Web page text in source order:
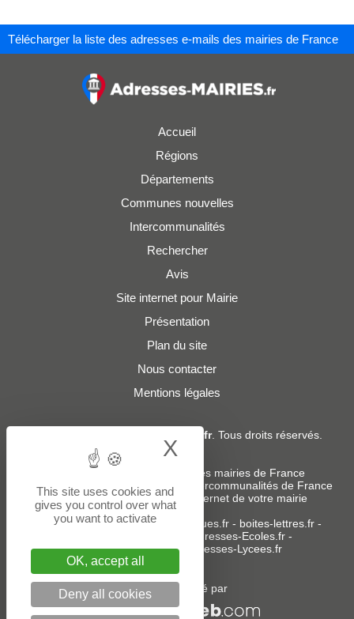
Télécharger la liste des adresses e-mails des mairies de France
Accueil
Régions
Départements
Communes nouvelles
Intercommunalités
Rechercher
Avis
Site internet pour Mairie
Présentation
Plan du site
Nous contacter
Mentions légales
Adresses-Mairies.fr. Tous droits réservés.
Services :
Liste des adresses e-mails des mairies de France
Liste des adresses e-mails des intercommunalités de France
-Création ou refonte du site internet de votre mairie
Sites partenaires:donneespubliques.fr- boites-lettres.fr-
Adresses-Ecoles.fr -
Adresses-Colleges.fr- Adresses-Lycees.fr
Un service édité par
This site uses cookies and
gives you control over what
you want to activate
OK, accept all
Deny all cookies
X